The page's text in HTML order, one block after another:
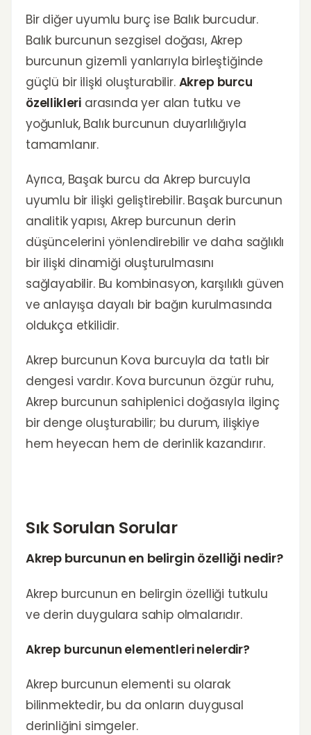
Bir diğer uyumlu burç ise Balık burcudur.
Balık burcunun sezgisel doğası, Akrep
burcunun gizemli yanlarıyla birleştiğinde
güçlü bir ilişki oluşturabilir. Akrep burcu
özellikleri arasında yer alan tutku ve
yoğunluk, Balık burcunun duyarlılığıyla
tamamlanır.
Ayrıca, Başak burcu da Akrep burcuyla
uyumlu bir ilişki geliştirebilir. Başak burcunun
analitik yapısı, Akrep burcunun derin
düşüncelerini yönlendirebilir ve daha sağlıklı
bir ilişki dinamiği oluşturulmasını
sağlayabilir. Bu kombinasyon, karşılıklı güven
ve anlayışa dayalı bir bağın kurulmasında
oldukça etkilidir.
Akrep burcunun Kova burcuyla da tatlı bir
dengesi vardır. Kova burcunun özgür ruhu,
Akrep burcunun sahiplenici doğasıyla ilginç
bir denge oluşturabilir; bu durum, ilişkiye
hem heyecan hem de derinlik kazandırır.
Sık Sorulan Sorular
Akrep burcunun en belirgin özelliği nedir?
Akrep burcunun en belirgin özelliği tutkulu
ve derin duygulara sahip olmalarıdır.
Akrep burcunun elementleri nelerdir?
Akrep burcunun elementi su olarak
bilinmektedir, bu da onların duygusal
derinliğini simgeler.